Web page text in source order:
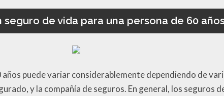
seguro de vida para una persona de 60
años puede variar considerablemente dependiendo de
y la compañía de seguros. En general, los seguros